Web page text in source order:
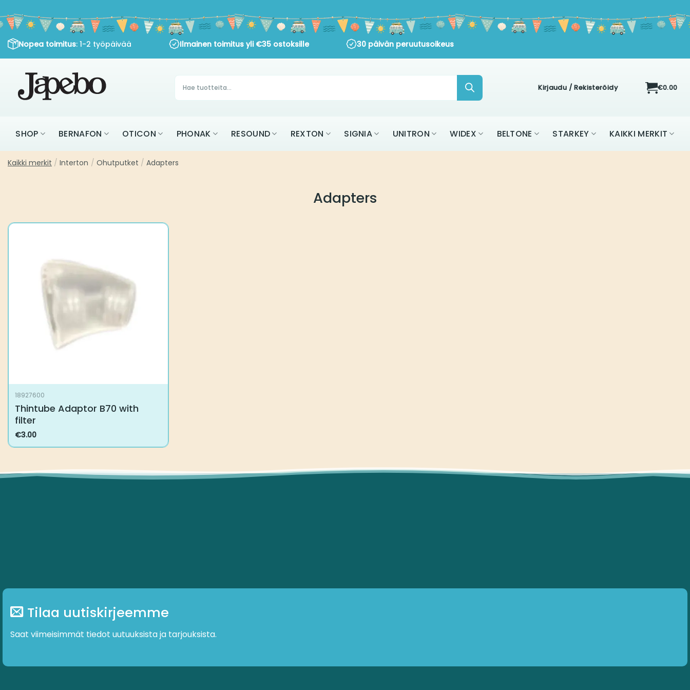
sisältöön
Nopea toimitus: 1-2 työpäivää Ilmainen toimitus yli €35ostoksille 30 päivän peruutusoikeus
Products
search Kirjaudu / Rekisteröidy €0.00
SHOP BERNAFON OTICON PHONAK RESOUND REXTON SIGNIA UNITRON WIDEX BELTONE STARKEY KAIKKI MERKIT
Kaikki merkit / Interton / Ohutputket / Adapters
Adapters
18927600
Thintube Adaptor B70 with
filter
€3.00
Tilaa uutiskirjeemme
Saat viimeisimmät tiedot uutuuksista ja tarjouksista.